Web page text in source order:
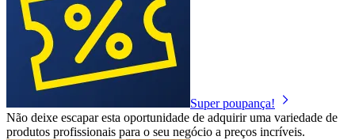
Super poupança!
Não deixe escapar esta oportunidade de adquirir uma variedade de
produtos profissionais para o seu negócio a preços incríveis.